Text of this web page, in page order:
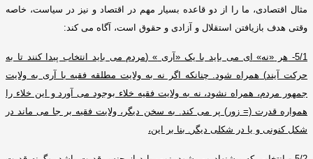
مثال اقتصادی، ما را از دو قاعده بسیار مهم در اقتصاد و نیز در سیاست، خاصه
وقتی هدف بازیافتن استقلال و آزادی و حقوق است، آگاه می کند :
5/1- هر «نه» ای می باید با یک«آری » (مردم می باید انتخاب پیدا کنند تا به
حرکت آیند) همراه شود
چنانکه اگر نه به ولایت مطلقه فقیه با آری به ولایت
جمهور مردم، همراه نشود، نه به ولایت فقیه خلاء بوجود می آورد و این خلاء را
همواره قدرت(=زور) پر می کند
به سخن دیگر، ولایت فقیه بر جا می ماند در
شکل کنونی و یا در شکلی دیگر
بنا بر این،